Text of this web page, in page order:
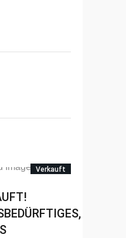
Verkauft